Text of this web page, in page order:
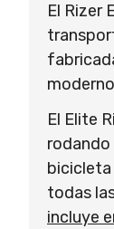
El Rizer
El Elite
bicicleta
todas
incluye